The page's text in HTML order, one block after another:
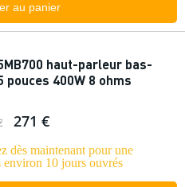
au panier
haut-parleur bas-
pouces 400W 8 ohms
271 €
dès maintenant pour une
environ 10 jours ouvrés